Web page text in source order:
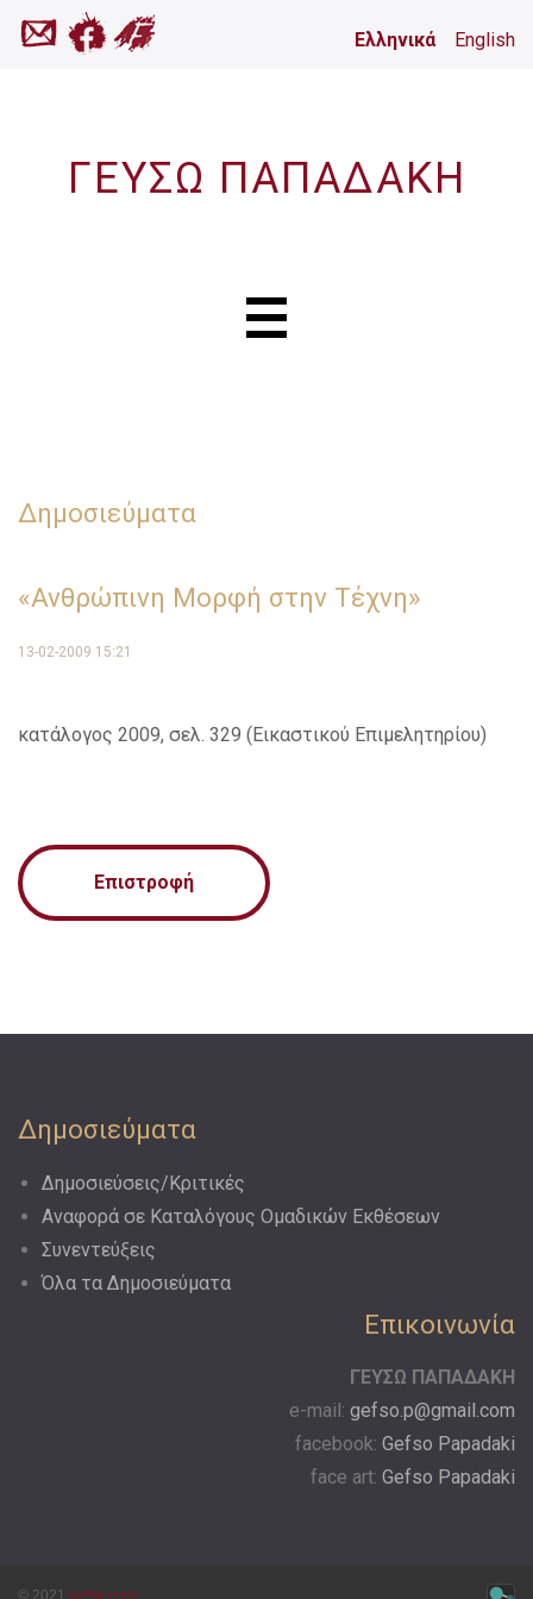
Ελληνικά English
ΓΕΥΣΩ ΠΑΠΑΔΑΚΗ
Δημοσιεύματα
«Ανθρώπινη Μορφή στην Τέχνη»
13-02-2009 15:21
κατάλογος 2009, σελ. 329 (Εικαστικού Επιμελητηρίου)
Επιστροφή
Δημοσιεύματα
Δημοσιεύσεις/Κριτικές
Αναφορά σε Kαταλόγους Oμαδικών Eκθέσεων
Συνεντεύξεις
Όλα τα Δημοσιεύματα
Επικοινωνία
ΓΕΥΣΩ ΠΑΠΑΔΑΚΗ
e-mail: gefso.p@gmail.com
facebook: Gefso Papadaki
face art: Gefso Papadaki
© 2021 gefso.com